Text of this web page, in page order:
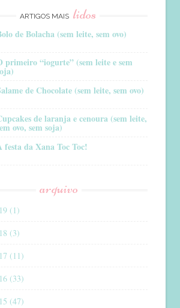
ARTIGOS MAIS lidos
de Bolacha (sem leite, sem ovo)
primeiro “iogurte” (sem leite e sem
de Chocolate (sem leite, sem ovo)
de laranja e cenoura (sem leite,
ovo, sem soja)
festa da Xana Toc Toc!
arquivo
(1)
(3)
(11)
(33)
(47)